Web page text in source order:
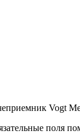
Vogt
поля